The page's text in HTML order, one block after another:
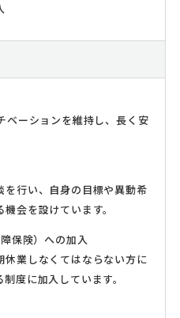
ベーションを維持し、長く安
行い、自身の目標や異動希
会を設けています。
保険）への加入
業しなくてはならない方に
度に加入しています。